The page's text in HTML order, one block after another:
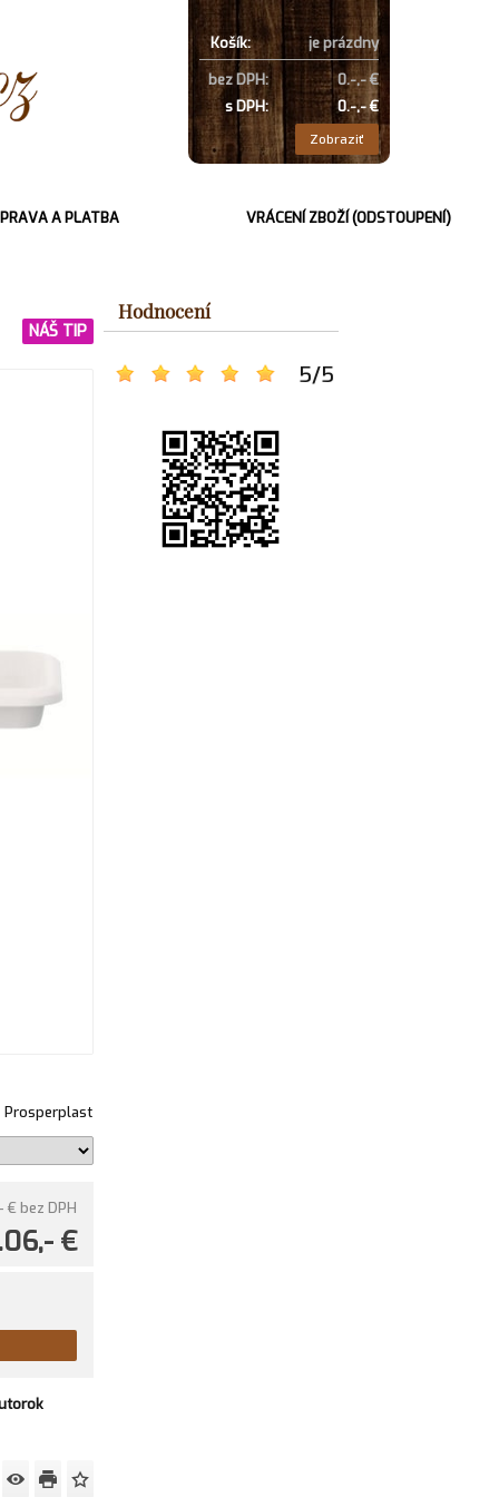
Košík:
je prázdny
bez DPH:
0.-,- €
s DPH:
0.-,- €
Zobraziť
A PLATBA VRÁCENÍ ZBOŽÍ (ODSTOUPENÍ)
Hodnocení
5/5
NÁŠ TIP
Prosperplast
€ bez DPH
€